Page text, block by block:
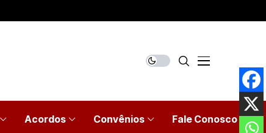
Acordos Convênios Fale Conosco